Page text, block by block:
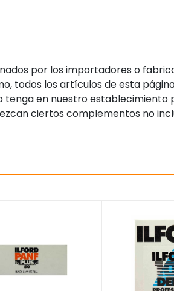
por los importadores o
todos los artículos de esta
tenga en nuestro
ciertos complementos no